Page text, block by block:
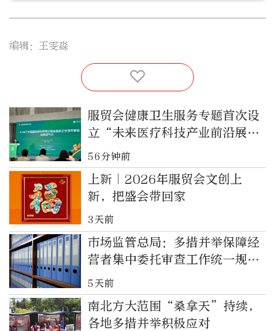
编辑：王雯淼
服贸会健康卫生服务专题首次设
立“未来医疗科技产业前沿展
区”
56分钟前
上新｜2026年服贸会文创上
新，把盛会带回家
3天前
市场监管总局：多措并举保障经
营者集中委托审查工作统一规范
高效
5天前
南北方大范围“桑拿天”持续，
各地多措并举积极应对